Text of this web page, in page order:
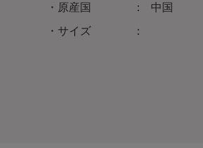
原産国
中国
サイズ